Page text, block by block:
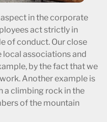
in the corporate
act strictly in
of conduct. Our close
local associations and
by the fact that we
Another example is
a climbing rock in the
of the mountain